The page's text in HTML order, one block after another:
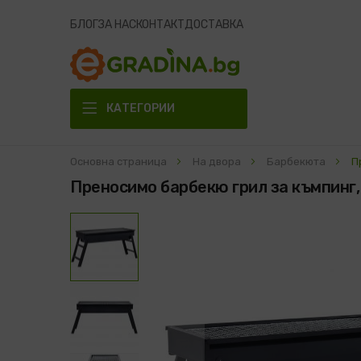
БЛОГЗА НАСКОНТАКТДОСТАВКА
КАТЕГОРИИ
Основна страница На двора Барбекюта
Преносимо барбекю грил за
Преминете
към
края
на
галерията
изображенията